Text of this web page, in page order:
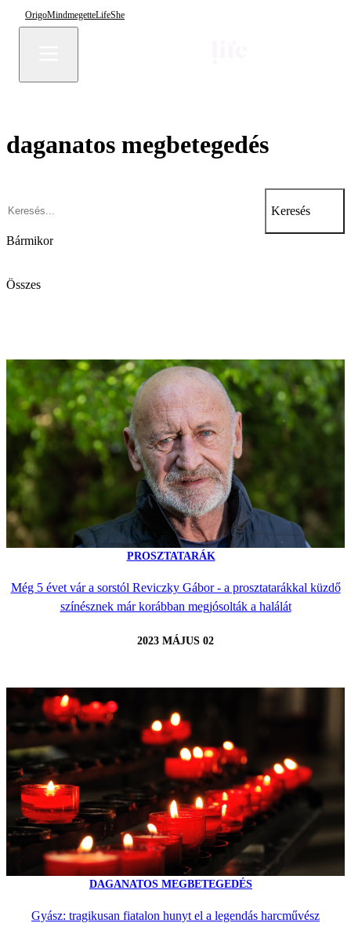
OrigoMindmegetteLifeShe
daganatos megbetegedés
Keresés
Bármikor
Összes
PROSZTATARÁK
Még 5 évet vár a sorstól Reviczky Gábor - a prosztatarákkal küzdő
színésznek már korábban megjósolták a halálát
2023 MÁJUS 02
DAGANATOS MEGBETEGEDÉS
Gyász: tragikusan fiatalon hunyt el a legendás harcművész